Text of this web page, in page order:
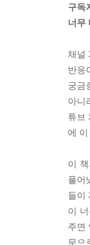
구독
너무
채널
반응
궁금
아니
튜브
에
이
풀어
들이
이
주면
문으